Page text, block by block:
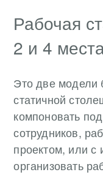
Рабочая
2 и 4
Это две модели
статичной
компоновать
сотрудников,
проектом, или
организовать